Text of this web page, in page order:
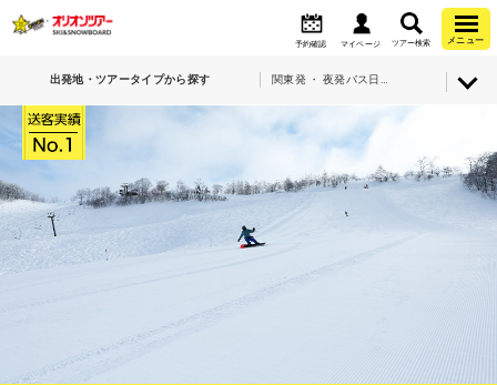
予約確認 マイページ ツアー検索 メニュー
出発地・ツアータイプから探す